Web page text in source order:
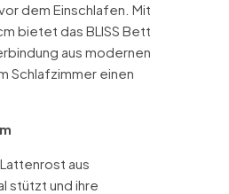
dem Einschlafen. Mit
bietet das BLISS Bett
aus modernen
Schlafzimmer einen
aus
stützt und ihre